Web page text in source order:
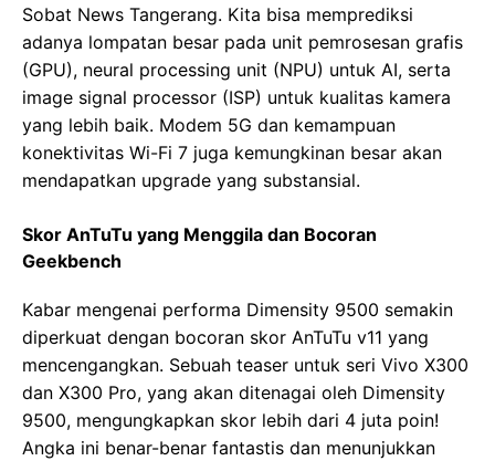
Sobat News Tangerang. Kita bisa memprediksi
adanya lompatan besar pada unit pemrosesan grafis
(GPU), neural processing unit (NPU) untuk AI, serta
image signal processor (ISP) untuk kualitas kamera
yang lebih baik. Modem 5G dan kemampuan
konektivitas Wi-Fi 7 juga kemungkinan besar akan
mendapatkan upgrade yang substansial.
Skor AnTuTu yang Menggila dan Bocoran
Geekbench
Kabar mengenai performa Dimensity 9500 semakin
diperkuat dengan bocoran skor AnTuTu v11 yang
mencengangkan. Sebuah teaser untuk seri Vivo X300
dan X300 Pro, yang akan ditenagai oleh Dimensity
9500, mengungkapkan skor lebih dari 4 juta poin!
Angka ini benar-benar fantastis dan menunjukkan